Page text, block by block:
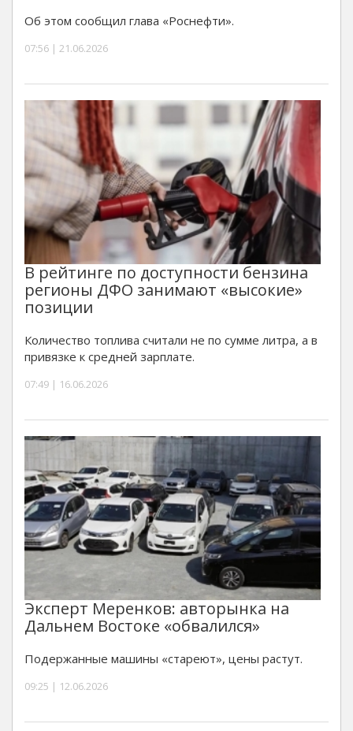
Об этом сообщил глава «Роснефти».
07:56 | 21.06.2026
В рейтинге по доступности бензина
регионы ДФО занимают «высокие»
позиции
Количество топлива считали не по сумме литра, а в
привязке к средней зарплате.
07:49 | 16.06.2026
Эксперт Меренков: авторынка на
Дальнем Востоке «обвалился»
Подержанные машины «стареют», цены растут.
09:25 | 12.06.2026